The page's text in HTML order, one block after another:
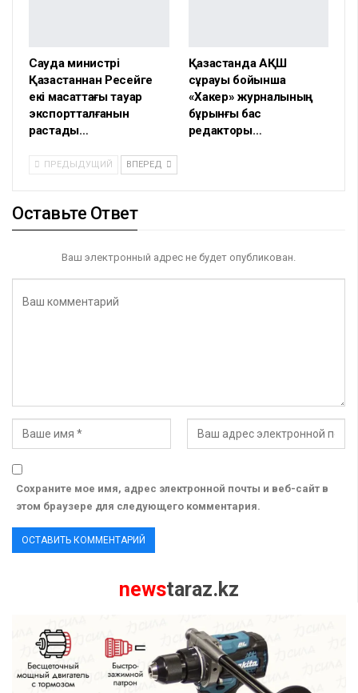
Сауда министрі
Қазақстаннан Ресейге
екі мақсаттағы тауар
экспортталғанын
растады…
Қазақстанда АҚШ
сұрауы бойынша
«Хакер» журналының
бұрынғы бас
редакторы…
ПРЕДЫДУЩИЙ ВПЕРЕД
Оставьте Ответ
Ваш электронный адрес не будет опубликован.
Сохраните мое имя, адрес электронной почты и веб-сайт в
этом браузере для следующего комментария.
newstaraz.kz